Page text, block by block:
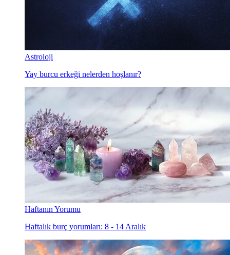
Astroloji
Yay burcu erkeği nelerden hoşlanır?
Haftanın Yorumu
Haftalık burç yorumları: 8 - 14 Aralık